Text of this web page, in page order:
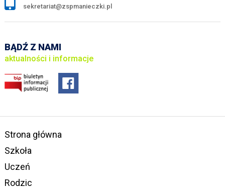
sekretariat@zspmanieczki.pl
BĄDŹ Z NAMI
aktualności i informacje
Strona główna
Szkoła
Uczeń
Rodzic